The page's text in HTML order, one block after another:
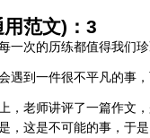
范文)：3
一次的历练都值得我们珍
遇到一件很不平凡的事
，老师讲评了一篇作文
，这是不可能的事，于